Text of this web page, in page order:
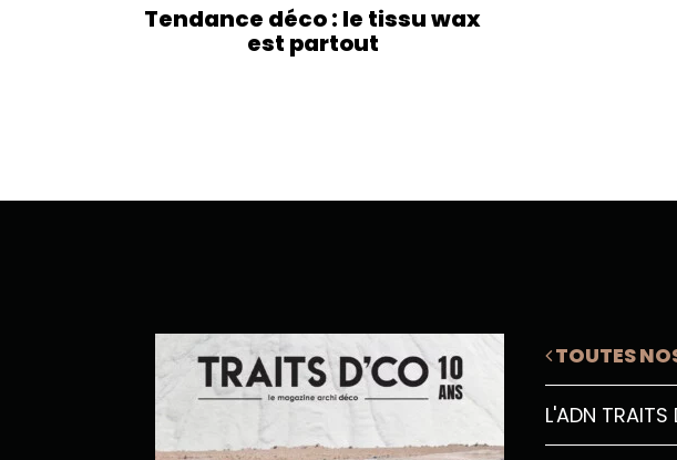
Tendance déco : le tissu wax
est partout
TOUTES
L'ADN TRAITS